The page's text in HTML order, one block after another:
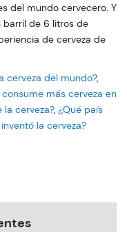
del mundo cervecero. Y
barril de 6 litros de
de cerveza de
cerveza del mundo?,
consume más cerveza en
la cerveza?, ¿Qué país
la cerveza?